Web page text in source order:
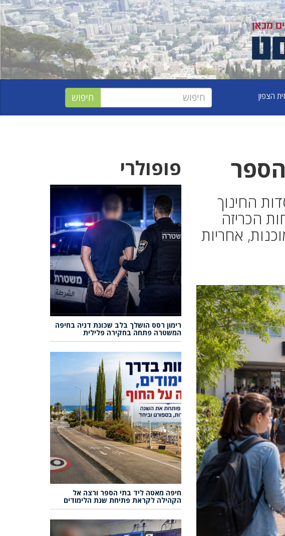
הצפון
החינוך
הכריזה
אחריות
פופולרי
רימון רסס הושלך בלב שכונת דניה בחיפה
המשטרה פתחה בחקירה פלילית
חיפה מאטה ליד בתי הספר ורצה אל
הקהילה לקראת פתיחת שנת הלימודים